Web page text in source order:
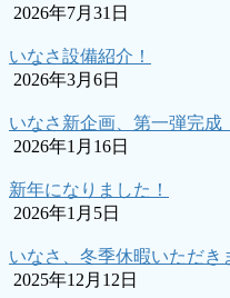
2026年7月31日
いなさ設備紹介！
2026年3月6日
いなさ新企画、第一弾完成
2026年1月16日
新年になりました！
2026年1月5日
いなさ、冬季休暇いただき
2025年12月12日